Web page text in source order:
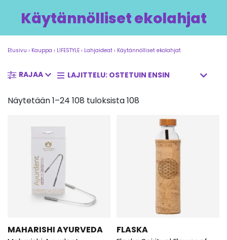
Käytännölliset ekolahjat
Etusivu › Kauppa › LIFESTYLE › Lahjaideat › Käytännölliset ekolahjat
RAJAA
Näytetään 1–24 108 tuloksista 108
MAHARISHI AYURVEDA FLASKA